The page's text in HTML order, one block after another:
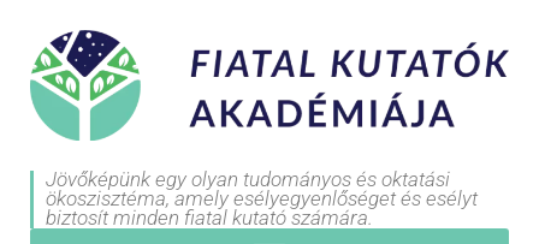
Jövőképünk egy olyan tudományos és oktatási
ökoszisztéma, amely esélyegyenlőséget és esélyt
biztosít minden fiatal kutató számára.